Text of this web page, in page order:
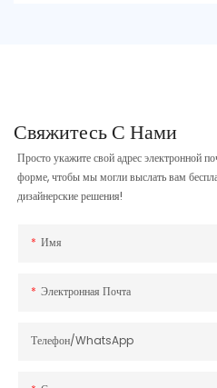
Свяжитесь С Нами
Просто укажите свой адрес электронной
форме, чтобы мы могли выслать вам
дизайнерские решения!
Имя
Электронная Почта
Телефон/WhatsApp